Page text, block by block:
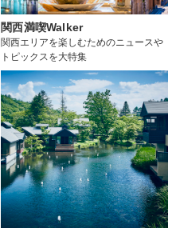
関西満喫Walker
関西エリアを楽しむためのニュースや
トピックスを大特集